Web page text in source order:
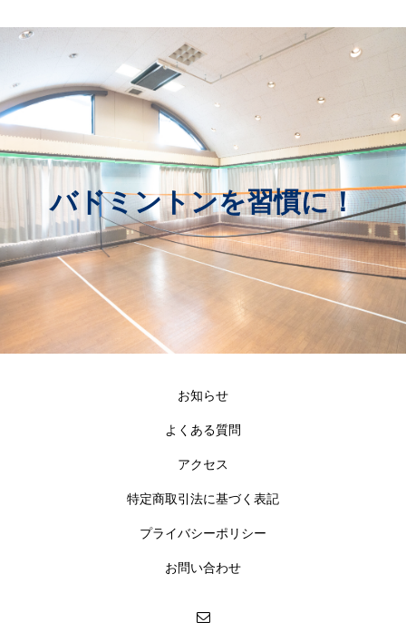
バドミントンを習慣に！
お知らせ
よくある質問
アクセス
特定商取引法に基づく表記
プライバシーポリシー
お問い合わせ